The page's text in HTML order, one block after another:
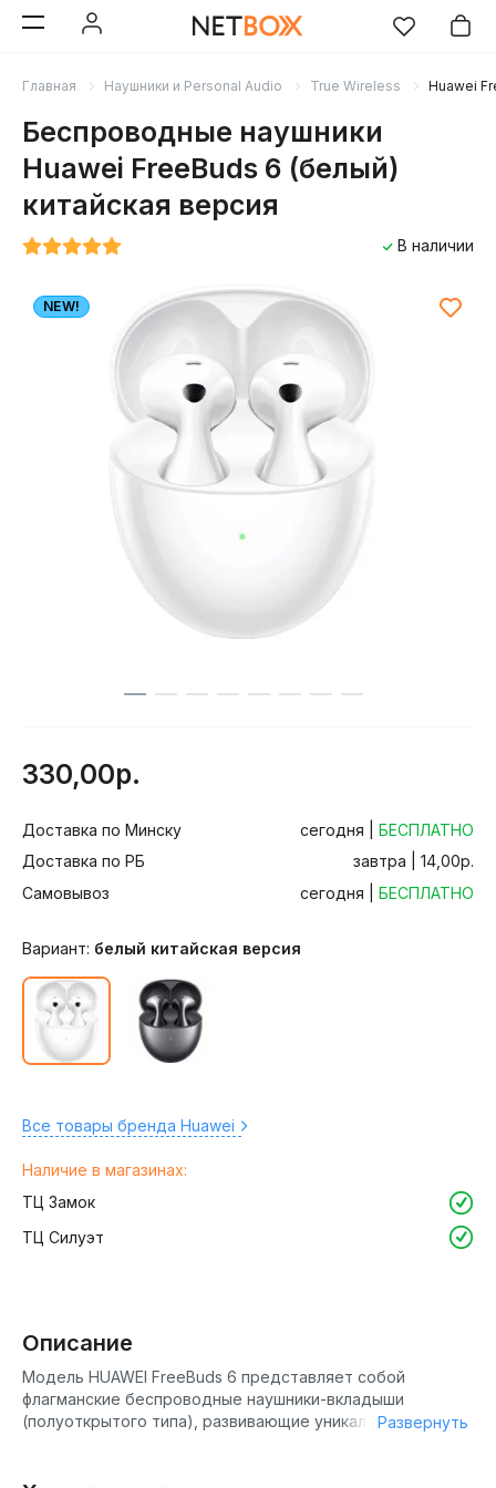
Главная Наушники и Personal Audio True Wireless Huawei
Беспроводные наушники
Huawei FreeBuds 6 (белый)
китайская версия
В наличии
NEW!
330,00р.
Доставка по Минску сегодня | БЕСПЛАТНО
Доставка по РБ
завтра | 14,00р.
Самовывоз
сегодня | БЕСПЛАТНО
Вариант: белый китайская версия
Все товары бренда Huawei
Наличие в магазинах:
ТЦ Замок
ТЦ Силуэт
Описание
Модель HUAWEI FreeBuds 6 представляет собой
флагманские беспроводные наушники-вкладыши
(полуоткрытого типа), развивающие уникальнуюРазвернуть